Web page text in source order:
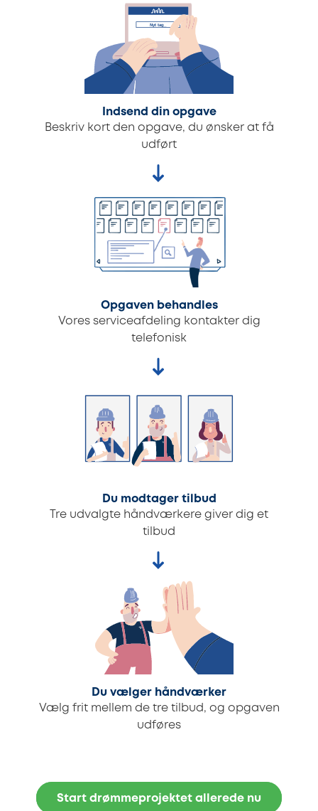
Indsend din opgave
Beskriv kort den opgave, du ønsker at få
udført
Opgaven behandles
Vores serviceafdeling kontakter dig
telefonisk
Du modtager tilbud
Tre udvalgte håndværkere giver dig et
tilbud
Du vælger håndværker
Vælg frit mellem de tre tilbud, og opgaven
udføres
Start drømmeprojektet allerede nu